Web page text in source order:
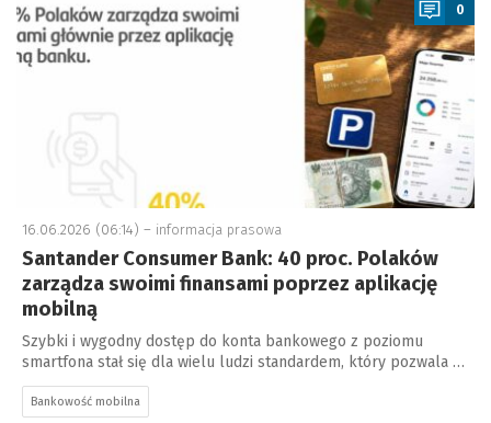
0
16.06.2026 (06:14) – informacja prasowa
Santander Consumer Bank: 40 proc. Polaków
zarządza swoimi finansami poprzez aplikację
mobilną
Szybki i wygodny dostęp do konta bankowego z poziomu
smartfona stał się dla wielu ludzi standardem, który pozwala …
Bankowość mobilna